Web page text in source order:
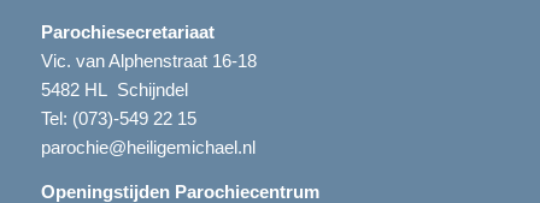
Parochiesecretariaat
Vic. van Alphenstraat 16-18
5482 HL Schijndel
Tel: (073)-549 22 15
parochie@heiligemichael.nl
Openingstijden Parochiecentrum